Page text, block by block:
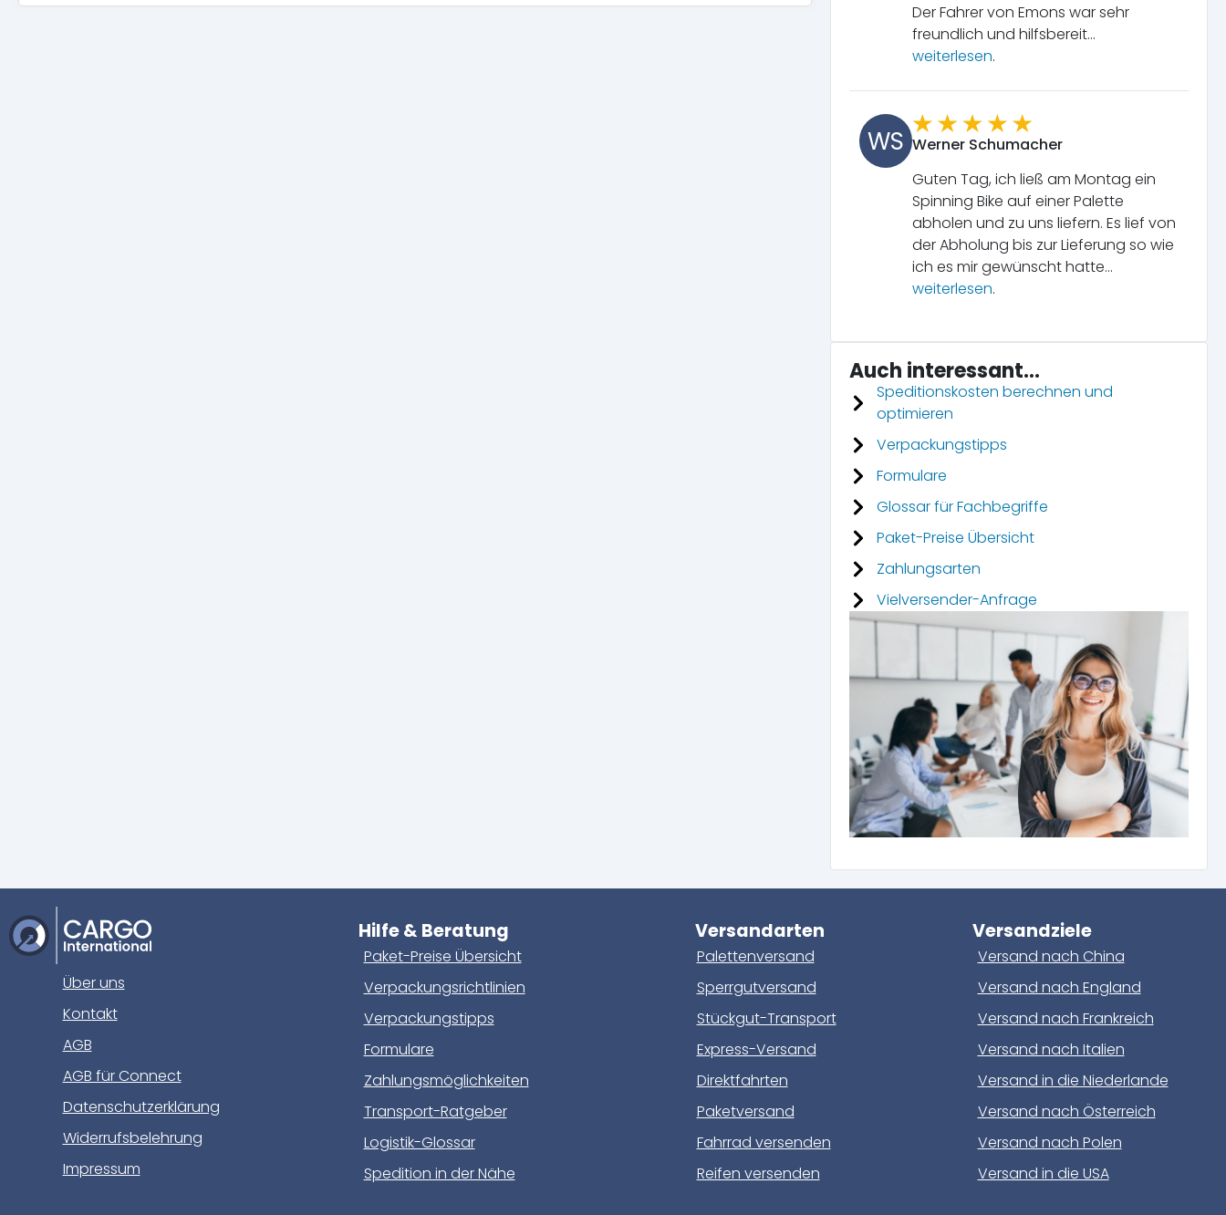
Der Fahrer von Emons war sehr
freundlich und hilfsbereit...
weiterlesen.
WS Werner Schumacher
Guten Tag, ich ließ am Montag ein
Spinning Bike auf einer Palette
abholen und zu uns liefern. Es lief von
der Abholung bis zur Lieferung so wie
ich es mir gewünscht hatte...
weiterlesen.
Auch interessant...
Speditionskosten berechnen und
optimieren
Verpackungstipps
Formulare
Glossar für Fachbegriffe
Paket-Preise Übersicht
Zahlungsarten
Vielversender-Anfrage
Über uns
Kontakt
AGB
AGB für Connect
Datenschutzerklärung
Widerrufsbelehrung
Impressum
Hilfe & Beratung
Paket-Preise Übersicht
Verpackungsrichtlinien
Verpackungstipps
Formulare
Zahlungsmöglichkeiten
Transport-Ratgeber
Logistik-Glossar
Spedition in der Nähe
Versandarten
Palettenversand
Sperrgutversand
Stückgut-Transport
Express-Versand
Direktfahrten
Paketversand
Fahrrad versenden
Reifen versenden
Versandziele
Versand nach China
Versand nach England
Versand nach Frankreich
Versand nach Italien
Versand in die Niederlande
Versand nach Österreich
Versand nach Polen
Versand in die USA